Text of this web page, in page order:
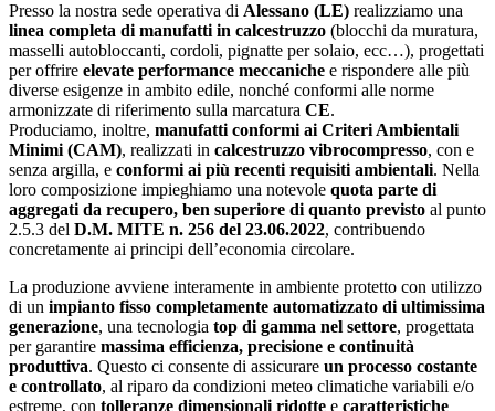
Presso la nostra sede operativa di Alessano (LE) realizziamo una
linea completa di manufatti in calcestruzzo (blocchi da muratura,
masselli autobloccanti, cordoli, pignatte per solaio, ecc…), progettati
per offrire elevate performance meccaniche e rispondere alle più
diverse esigenze in ambito edile, nonché conformi alle norme
armonizzate di riferimento sulla marcatura CE.
Produciamo, inoltre, manufatti conformi ai Criteri Ambientali
Minimi (CAM), realizzati in calcestruzzo vibrocompresso, con e
senza argilla, e conformi ai più recenti requisiti ambientali. Nella
loro composizione impieghiamo una notevole quota parte di
aggregati da recupero, ben superiore di quanto previsto al punto
2.5.3 del D.M. MITE n. 256 del 23.06.2022, contribuendo
concretamente ai principi dell’economia circolare.
La produzione avviene interamente in ambiente protetto con utilizzo
di un impianto fisso completamente automatizzato di ultimissima
generazione, una tecnologia top di gamma nel settore, progettata
per garantire massima efficienza, precisione e continuità
produttiva. Questo ci consente di assicurare un processo costante
e controllato, al riparo da condizioni meteo climatiche variabili e/o
estreme, con tolleranze dimensionali ridotte e caratteristiche